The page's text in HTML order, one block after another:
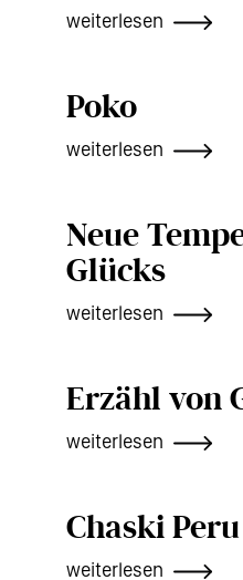
weiterlesen
Poko
weiterlesen
Neue
Glücks
weiterlesen
Erzähl von
weiterlesen
Chaski Peru
weiterlesen